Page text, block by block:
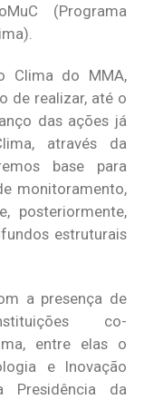
(Programa
Clima do MMA,
de realizar, até o
das ações já
através da
base para
monitoramento,
posteriormente,
estruturais
a presença de
co-
entre elas o
e Inovação
da